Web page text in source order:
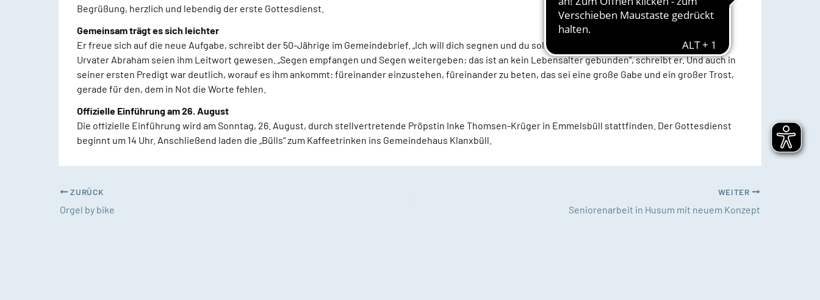
Begrüßung, herzlich und lebendig der erste Gottesdienst.
Gemeinsam trägt es sich leichter
Er freue sich auf die neue Aufgabe, schreibt der 50-Jährige im Gemeindebrief. „Ich will dich segnen und du sollst ein Segen sein“ – die Gottesworte an den
Urvater Abraham seien ihm Leitwort gewesen. „Segen empfangen und Segen weitergeben: das ist an kein Lebensalter gebunden“, schreibt er. Und auch in
seiner ersten Predigt war deutlich, worauf es ihm ankommt: füreinander einzustehen, füreinander zu beten, das sei eine große Gabe und ein großer Trost,
gerade für den, dem in Not die Worte fehlen.
Offizielle Einführung am 26. August
Die offizielle Einführung wird am Sonntag, 26. August, durch stellvertretende Pröpstin Inke Thomsen-Krüger in Emmelsbüll stattfinden. Der Gottesdienst
beginnt um 14 Uhr. Anschließend laden die „Bülls“ zum Kaffeetrinken ins Gemeindehaus Klanxbüll.
ZURÜCK
Orgel by bike
WEITER
Seniorenarbeit in Husum mit neuem Konzept